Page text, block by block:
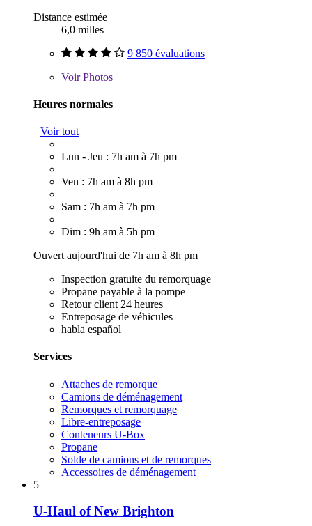
Distance estimée
6,0 milles
9 850 évaluations
VoirPhotos
Heures normales
Voir tout
Lun - Jeu : 7h am à 7h pm
Ven : 7h am à 8h pm
Sam : 7h am à 7h pm
Dim : 9h am à 5h pm
Ouvert aujourd'hui de 7h am à 8h pm
Inspection gratuite du remorquage
Propane payable à la pompe
Retour client 24 heures
Entreposage de véhicules
habla español
Services
Attaches de remorque
Camions de déménagement
Remorques et remorquage
Libre-entreposage
Conteneurs U-Box
Propane
Solde de camions et de remorques
Accessoires de déménagement
5
U-Haul of New Brighton